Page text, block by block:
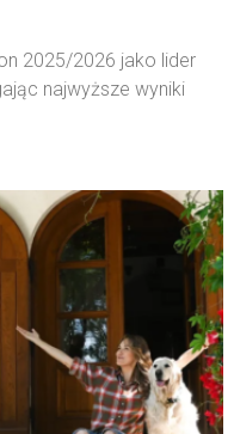
2025/2026 jako lider
najwyższe wyniki